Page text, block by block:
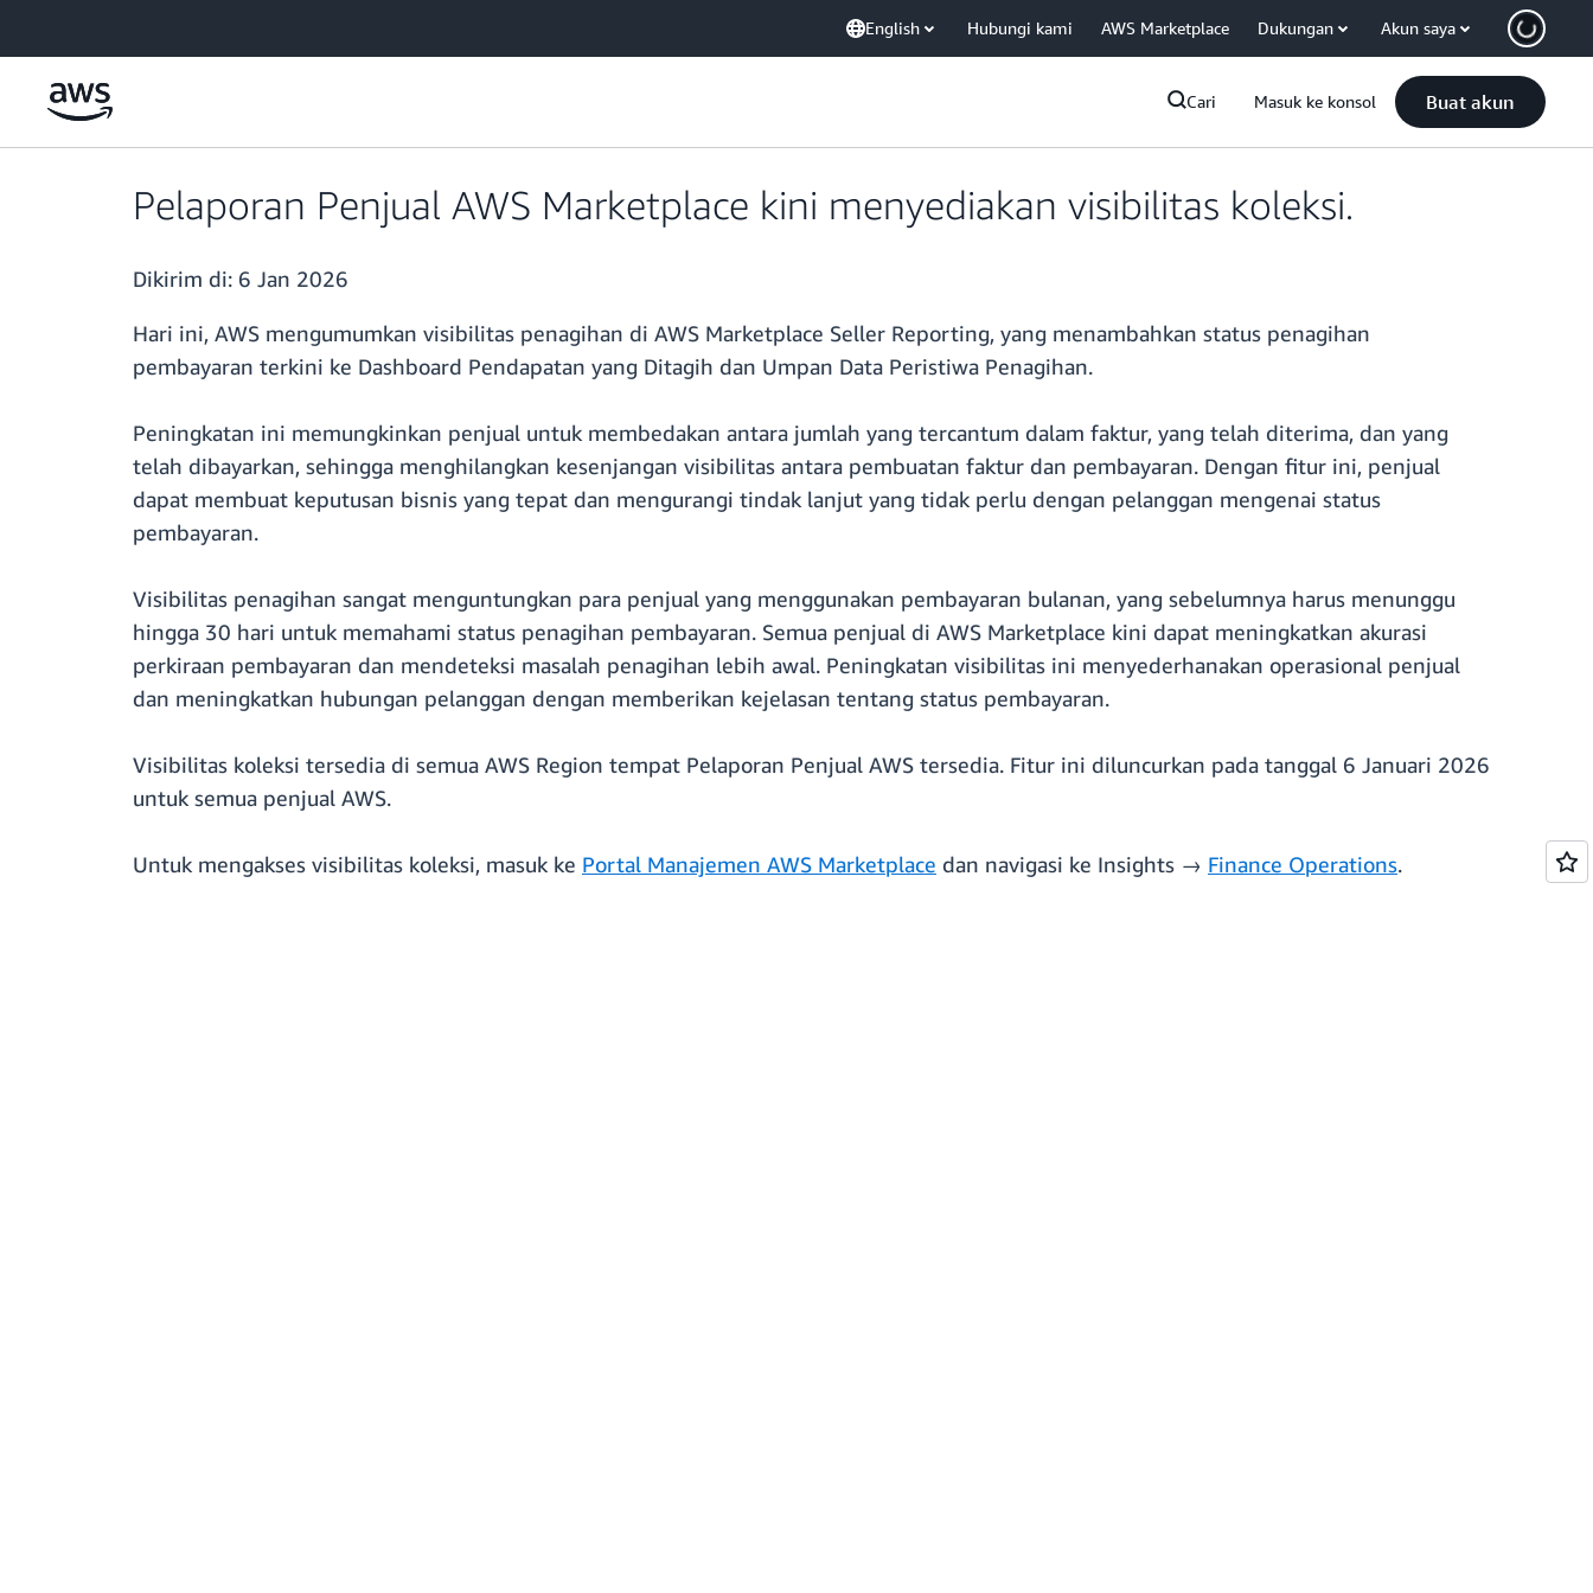
English Hubungi kami AWS Marketplace Dukungan Akun saya
Cari Masuk ke konsol Buat akun
Pelaporan Penjual AWS Marketplace kini menyediakan visibilitas koleksi.
Dikirim di: 6 Jan 2026
Hari ini, AWS mengumumkan visibilitas penagihan di AWS Marketplace Seller Reporting, yang menambahkan status penagihan
pembayaran terkini ke Dashboard Pendapatan yang Ditagih dan Umpan Data Peristiwa Penagihan.
Peningkatan ini memungkinkan penjual untuk membedakan antara jumlah yang tercantum dalam faktur, yang telah diterima, dan yang
telah dibayarkan, sehingga menghilangkan kesenjangan visibilitas antara pembuatan faktur dan pembayaran. Dengan fitur ini, penjual
dapat membuat keputusan bisnis yang tepat dan mengurangi tindak lanjut yang tidak perlu dengan pelanggan mengenai status
pembayaran.
Visibilitas penagihan sangat menguntungkan para penjual yang menggunakan pembayaran bulanan, yang sebelumnya harus menunggu
hingga 30 hari untuk memahami status penagihan pembayaran. Semua penjual di AWS Marketplace kini dapat meningkatkan akurasi
perkiraan pembayaran dan mendeteksi masalah penagihan lebih awal. Peningkatan visibilitas ini menyederhanakan operasional penjual
dan meningkatkan hubungan pelanggan dengan memberikan kejelasan tentang status pembayaran.
Visibilitas koleksi tersedia di semua AWS Region tempat Pelaporan Penjual AWS tersedia. Fitur ini diluncurkan pada tanggal 6 Januari 2026
untuk semua penjual AWS.
Untuk mengakses visibilitas koleksi, masuk ke Portal Manajemen AWS Marketplace dan navigasi ke Insights → Finance Operations.